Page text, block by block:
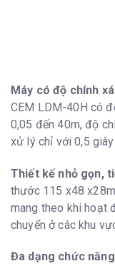
Máy có độ chính
CEM LDM-40H có
0,05 đến 40m, độ
xử lý chỉ với 0,5
Thiết kế nhỏ gọn,
thước 115 x48
mang theo khi hoạt
chuyển ở các khu
Đa dạng chức